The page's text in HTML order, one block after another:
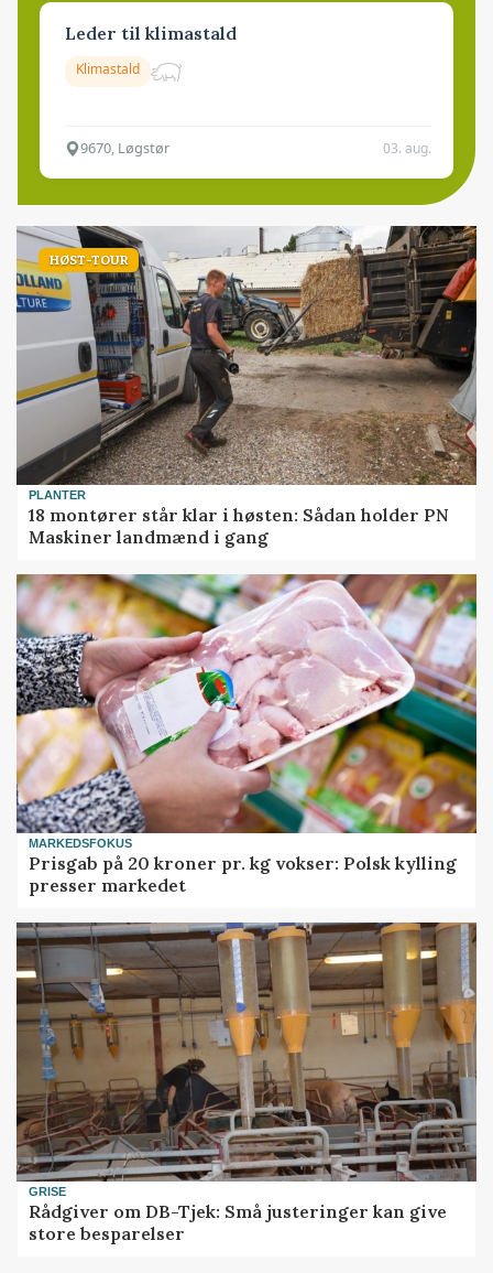
Leder til klimastald
Klimastald
9670, Løgstør 03. aug.
HØST-TOUR
PLANTER
18 montører står klar i høsten: Sådan holder PN
Maskiner landmænd i gang
MARKEDSFOKUS
Prisgab på 20 kroner pr. kg vokser: Polsk kylling
presser markedet
GRISE
Rådgiver om DB-Tjek: Små justeringer kan give
store besparelser